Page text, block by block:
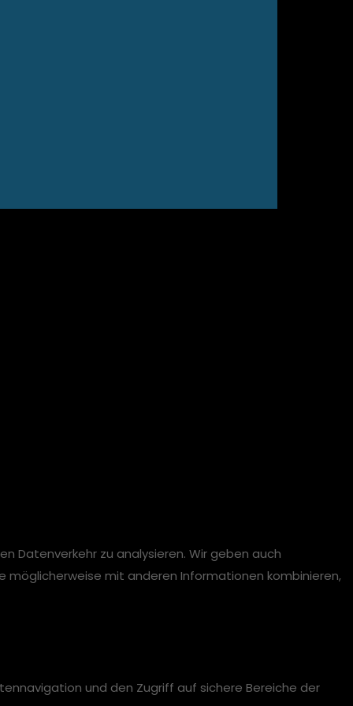
Datenverkehr zu analysieren. Wir geben auch
möglicherweise mit anderen Informationen kombinieren,
und den Zugriff auf sichere Bereiche der